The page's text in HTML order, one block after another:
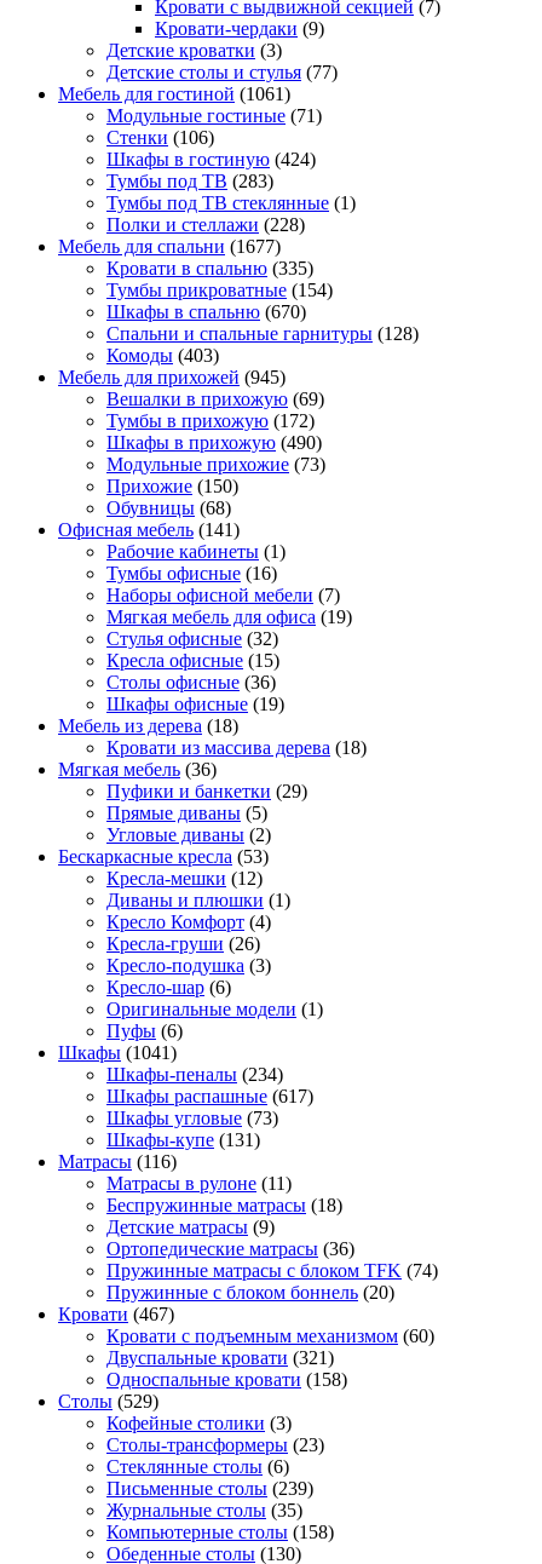
Кровати с выдвижной секцией (7)
Кровати-чердаки (9)
Детские кроватки (3)
Детские столы и стулья (77)
Мебель для гостиной (1061)
Модульные гостиные (71)
Стенки (106)
Шкафы в гостиную (424)
Тумбы под ТВ (283)
Тумбы под ТВ стеклянные (1)
Полки и стеллажи (228)
Мебель для спальни (1677)
Кровати в спальню (335)
Тумбы прикроватные (154)
Шкафы в спальню (670)
Спальни и спальные гарнитуры (128)
Комоды (403)
Мебель для прихожей (945)
Вешалки в прихожую (69)
Тумбы в прихожую (172)
Шкафы в прихожую (490)
Модульные прихожие (73)
Прихожие (150)
Обувницы (68)
Офисная мебель (141)
Рабочие кабинеты (1)
Тумбы офисные (16)
Наборы офисной мебели (7)
Мягкая мебель для офиса (19)
Стулья офисные (32)
Кресла офисные (15)
Столы офисные (36)
Шкафы офисные (19)
Мебель из дерева (18)
Кровати из массива дерева (18)
Мягкая мебель (36)
Пуфики и банкетки (29)
Прямые диваны (5)
Угловые диваны (2)
Бескаркасные кресла (53)
Кресла-мешки (12)
Диваны и плюшки (1)
Кресло Комфорт (4)
Кресла-груши (26)
Кресло-подушка (3)
Кресло-шар (6)
Оригинальные модели (1)
Пуфы (6)
Шкафы (1041)
Шкафы-пеналы (234)
Шкафы распашные (617)
Шкафы угловые (73)
Шкафы-купе (131)
Матрасы (116)
Матрасы в рулоне (11)
Беспружинные матрасы (18)
Детские матрасы (9)
Ортопедические матрасы (36)
Пружинные матрасы с блоком TFK (74)
Пружинные с блоком боннель (20)
Кровати (467)
Кровати с подъемным механизмом (60)
Двуспальные кровати (321)
Односпальные кровати (158)
Столы (529)
Кофейные столики (3)
Столы-трансформеры (23)
Стеклянные столы (6)
Письменные столы (239)
Журнальные столы (35)
Компьютерные столы (158)
Обеденные столы (130)